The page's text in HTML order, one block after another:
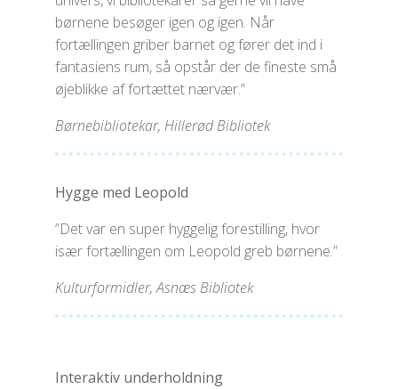
børnene besøger igen og igen. Når
fortællingen griber barnet og fører det ind i
fantasiens rum, så opstår der de fineste små
øjeblikke af fortættet nærvær.”
Børnebibliotekar, Hillerød Bibliotek
Hygge med Leopold
”Det var en super hyggelig forestilling, hvor
især fortællingen om Leopold greb børnene.”
Kulturformidler, Asnæs Bibliotek
Interaktiv underholdning